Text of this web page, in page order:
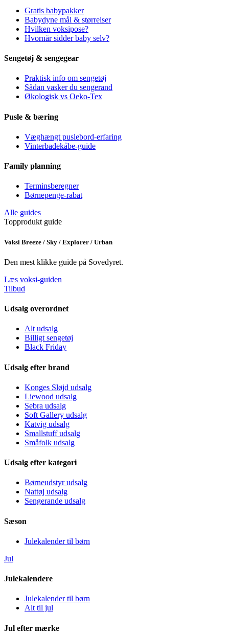
Gratis babypakker
Babydyne mål & størrelser
Hvilken voksipose?
Hvornår sidder baby selv?
Sengetøj & sengegear
Praktisk info om sengetøj
Sådan vasker du sengerand
Økologisk vs Oeko-Tex
Pusle & bæring
Væghængt puslebord-erfaring
Vinterbadekåbe-guide
Family planning
Terminsberegner
Børnepenge-rabat
Alle guides
Topprodukt guide
Voksi Breeze / Sky / Explorer / Urban
Den mest klikke guide på Sovedyret.
Læs voksi-guiden
Tilbud
Udsalg overordnet
Alt udsalg
Billigt sengetøj
Black Friday
Udsalg efter brand
Konges Sløjd udsalg
Liewood udsalg
Sebra udsalg
Soft Gallery udsalg
Katvig udsalg
Smallstuff udsalg
Småfolk udsalg
Udsalg efter kategori
Børneudstyr udsalg
Nattøj udsalg
Sengerande udsalg
Sæson
Julekalender til børn
Jul
Julekalendere
Julekalender til børn
Alt til jul
Jul efter mærke